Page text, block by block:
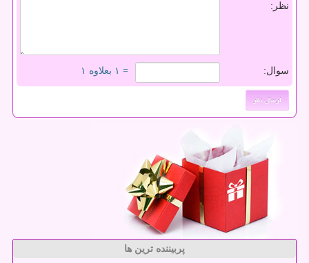
نظر:
سوال: = ۱ بعلاوه ۱
پربیننده ترین ها